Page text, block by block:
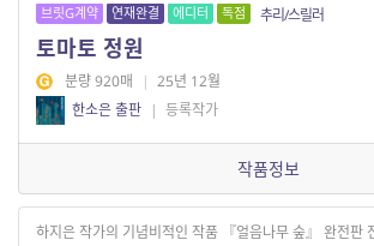
브릿G계약 연재완결 에디터 독점 추리/스릴러
토마토 정원
분량 920매 | 25년 12월
한소은 출판 | 등록작가
작품정보
하지은 작가의 기념비적인 작품 『얼음나무 숲』 완전판